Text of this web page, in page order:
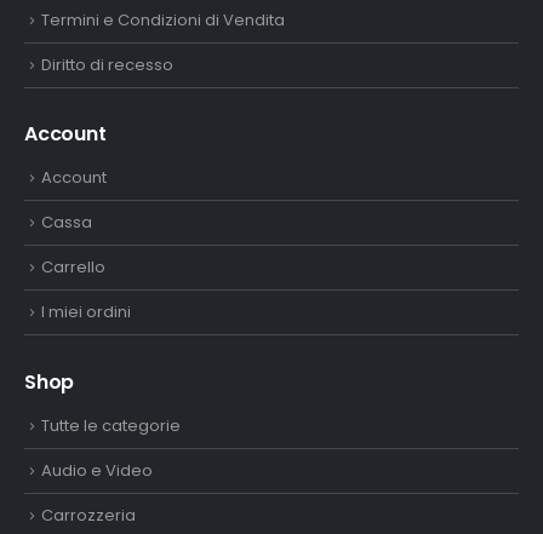
Termini e Condizioni di Vendita
Diritto di recesso
Account
Account
Cassa
Carrello
I miei ordini
Shop
Tutte le categorie
Audio e Video
Carrozzeria